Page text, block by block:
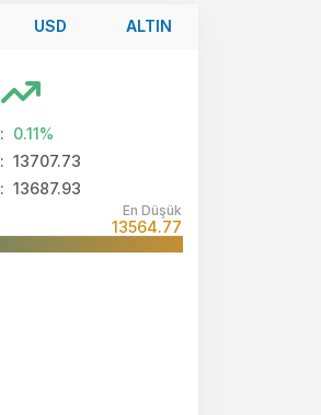
USD ALTIN
: 0.11%
: 13707.73
: 13687.93
En Düşük
13564.77